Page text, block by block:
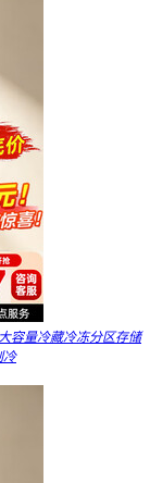
容量冷藏冷冻分区存储
冷